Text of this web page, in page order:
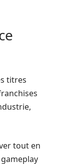
titres
tout en